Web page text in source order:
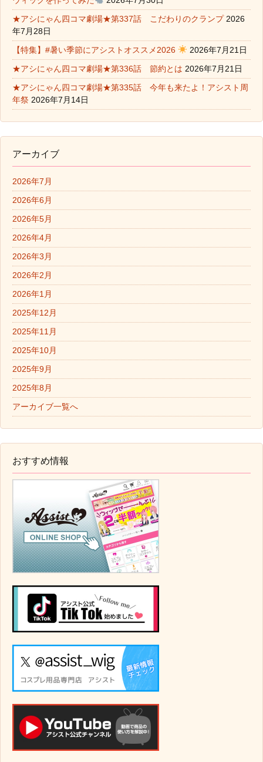
★アシにゃん四コマ劇場★第337話 こだわりのクランプ 2026
年7月28日
【特集】#暑い季節にアシストオススメ2026
2026年7月21日
★アシにゃん四コマ劇場★第336話 節約とは 2026年7月21日
★アシにゃん四コマ劇場★第335話 今年も来たよ！アシスト周
年祭 2026年7月14日
アーカイブ
2026年7月
2026年6月
2026年5月
2026年4月
2026年3月
2026年2月
2026年1月
2025年12月
2025年11月
2025年10月
2025年9月
2025年8月
アーカイブ一覧へ
おすすめ情報